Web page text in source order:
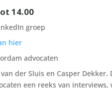
14.00
groep
hier
advocaten
der Sluis en Casper
een reeks van